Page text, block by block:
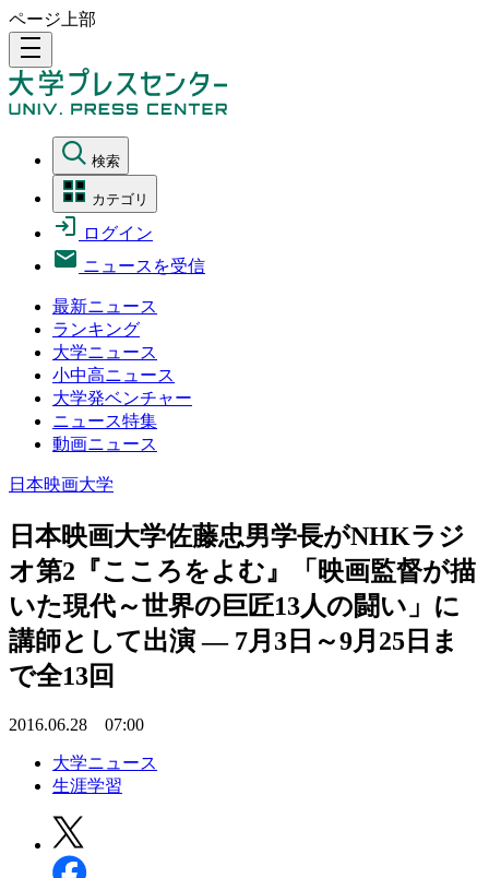
ページ上部
density_medium
検索
カテゴリ
ログイン
ニュースを受信
最新ニュース
ランキング
大学ニュース
小中高ニュース
大学発ベンチャー
ニュース特集
動画ニュース
日本映画大学
日本映画大学佐藤忠男学長がNHKラジ
オ第2『こころをよむ』「映画監督が描
いた現代～世界の巨匠13人の闘い」に
講師として出演 — 7月3日～9月25日ま
で全13回
2016.06.28 07:00
大学ニュース
生涯学習